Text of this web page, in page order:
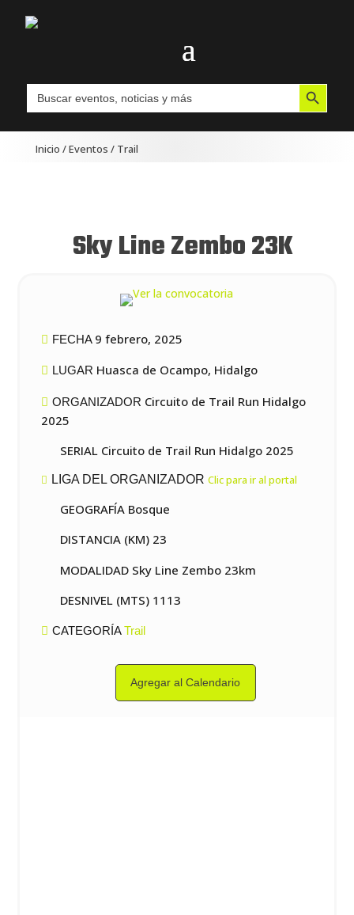
Buscar: Botón de búsqueda
Inicio /Eventos / Trail
Sky Line Zembo 23K
FECHA 9 febrero, 2025
LUGAR Huasca de Ocampo, Hidalgo
ORGANIZADOR Circuito de Trail Run Hidalgo
2025
SERIAL Circuito de Trail Run Hidalgo 2025
LIGA DEL ORGANIZADOR Clic para ir al portal
GEOGRAFÍA Bosque
DISTANCIA (KM) 23
MODALIDAD Sky Line Zembo 23km
DESNIVEL (MTS) 1113
CATEGORÍATrail
Agregar al Calendario